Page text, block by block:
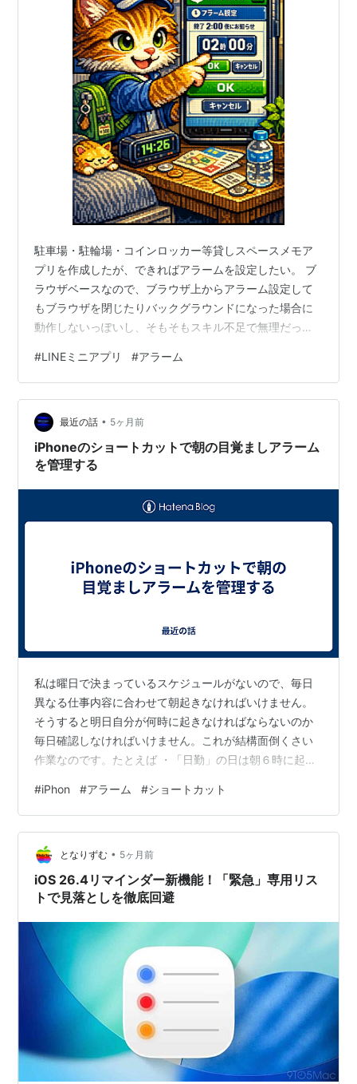
駐車場・駐輪場・コインロッカー等貸しスペースメモア
プリを作成したが、できればアラームを設定したい。 ブ
ラウザベースなので、ブラウザ上からアラーム設定して
もブラウザを閉じたりバックグラウンドになった場合に
動作しないっぽいし、そもそもスキル不足で無理だっ
ブラウザから設定できればiPhomeローカルのアラーム機
能で動作するので安定してアラームが機能するのでは？
ショートカットアプリと連携すれば可能っぽいので検証
してみる。 既存のコードに、アラームを設定する基準時
間（今回は、課金開始時間）をショートカットアプリに
送る機能とア…
#LINEミニアプリ #アラーム
最近の話 • 5ヶ月前
iPhoneのショートカットで朝の目覚ましアラーム
を管理する
私は曜日で決まっているスケジュールがないので、毎日
異なる仕事内容に合わせて朝起きなければいけません。
そうすると明日自分が何時に起きなければならないのか
毎日確認しなければいけません。これが結構面倒くさい
作業なのです。たとえば ・「日勤」の日は朝６時に起き
は曜日に関係なく入るのようなシフト勤務形態だと、毎
日夜に明日の予定を確認してそれに合わせて手動でアラ
ームを設定する、という動作を毎日やらなくてはいけま
せん。もちろん明日の予定を確認することは非常に重要
ですが、アラームを設定し忘れて寝坊した！ということ
が時々起こることがあるでしょう。特にシフト勤務の…
#iPhon #アラーム #ショートカット
となりずむ • 5ヶ月前
iOS 26.4リマインダー新機能！「緊急」専用リス
トで見落としを徹底回避